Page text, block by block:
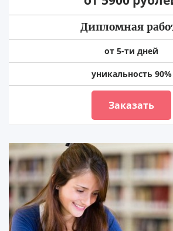
Дипломная
от 5-ти дней
уникальность 90%
Заказать